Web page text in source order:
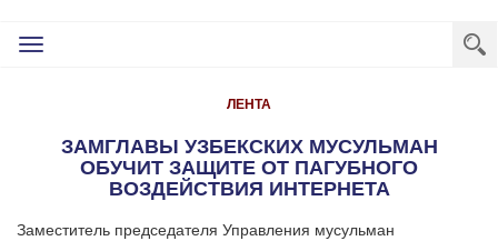
Toggle
ЛЕНТА
ЗАМГЛАВЫ УЗБЕКСКИХ МУСУЛЬМАН
ОБУЧИТ ЗАЩИТЕ ОТ ПАГУБНОГО
ВОЗДЕЙСТВИЯ ИНТЕРНЕТА
Заместитель председателя Управления мусульман